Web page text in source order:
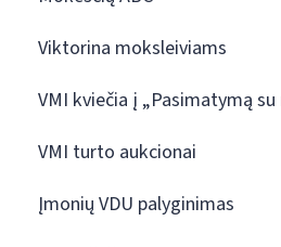
Viktorina moksleiviams
VMI kviečia į „Pasimatymą
VMI turto aukcionai
Įmonių VDU palyginimas